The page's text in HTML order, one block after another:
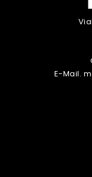
E-Mail.